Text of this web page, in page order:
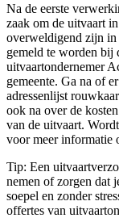
Na de eerste
zaak om de uitvaart
overweldigend zijn
gemeld te worden bij
uitvaartondernemer
gemeente. Ga na of
adressenlijst
ook na over de
van de uitvaart.
voor meer informatie
Tip: Een
nemen of zorgen dat
soepel en zonder
offertes van